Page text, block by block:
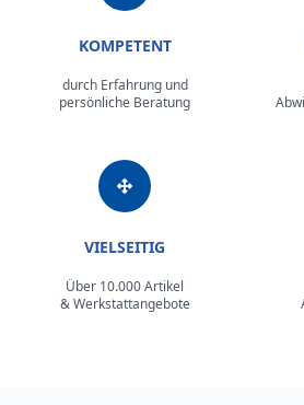
KOMPETENT
durch Erfahrung und
persönliche Beratung
VIELSEITIG
Über 10.000 Artikel
& Werkstattangebote